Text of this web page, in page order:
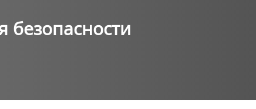
безопасности